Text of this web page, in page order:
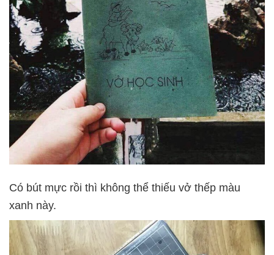
Có bút mực rồi thì không thể thiếu vở thếp màu
xanh này.